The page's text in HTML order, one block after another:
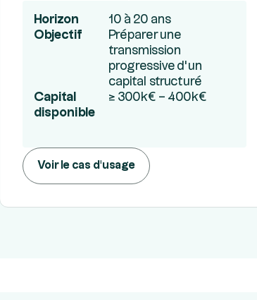
Horizon
10 à 20 ans
Objectif
Préparer une
transmission
progressive d’un
capital structuré
Capital
disponible
≥ 300k€ – 400k€
Voir le cas d'usage